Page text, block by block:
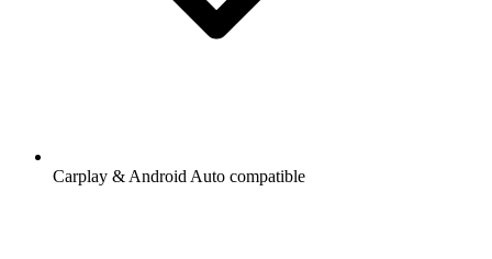
Carplay & Android Auto compatible